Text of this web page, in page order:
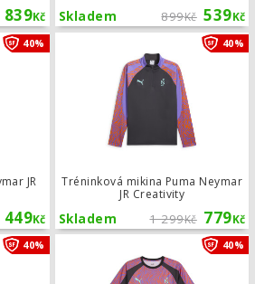
839Kč 899Kč 539Kč
Skladem
JR
449Kč
40% Dětské trenky Puma Neymar JR
Tréninková mikina Puma Neymar
JR Creativity
1 299Kč 779Kč
Skladem
40%
40% Trenky Puma Neymar JR Creativity
40%